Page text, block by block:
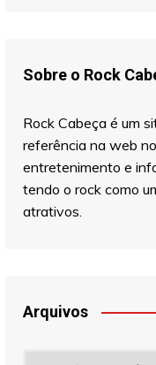
Sobre o Rock
Rock Cabeça é um
referência na web
entretenimento e
tendo o rock como
atrativos.
Arquivos